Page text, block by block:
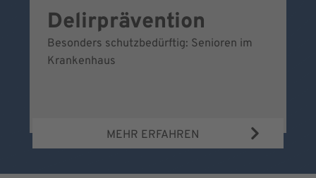
Delirprävention
Besonders schutzbedürftig: Senioren im
Krankenhaus
MEHR ERFAHREN